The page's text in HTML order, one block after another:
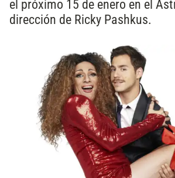
el próximo 15 de enero en el
dirección de Ricky Pashkus.